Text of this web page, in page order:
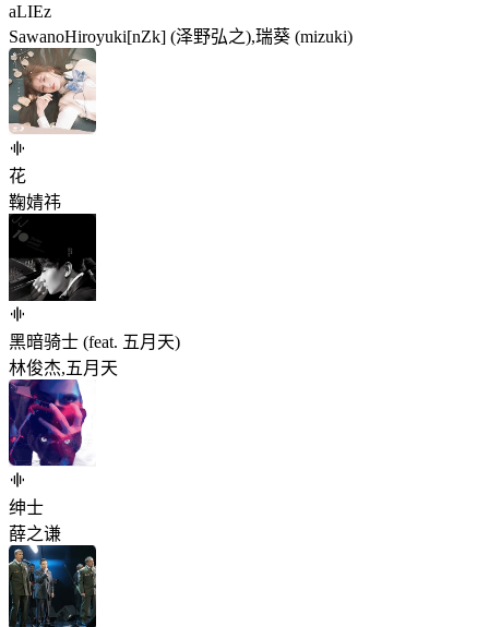
aLIEz
SawanoHiroyuki[nZk] (泽野弘之),瑞葵 (mizuki)
花
鞠婧祎
黑暗骑士 (feat. 五月天)
林俊杰,五月天
绅士
薛之谦